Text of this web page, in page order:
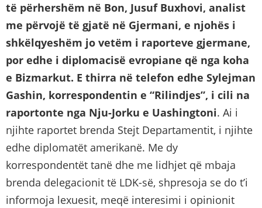
të përhershëm në Bon, Jusuf Buxhovi, analist
me përvojë të gjatë në Gjermani, e njohës i
shkëlqyeshëm jo vetëm i raporteve gjermane,
por edhe i diplomacisë evropiane që nga koha
e Bizmarkut. E thirra në telefon edhe Sylejman
Gashin, korrespondentin e “Rilindjes”, i cili na
raportonte nga Nju-Jorku e Uashingtoni. Ai i
njihte raportet brenda Stejt Departamentit, i njihte
edhe diplomatët amerikanë. Me dy
korrespondentët tanë dhe me lidhjet që mbaja
brenda delegacionit të LDK-së, shpresoja se do t’i
informoja lexuesit, meqë interesimi i opinionit